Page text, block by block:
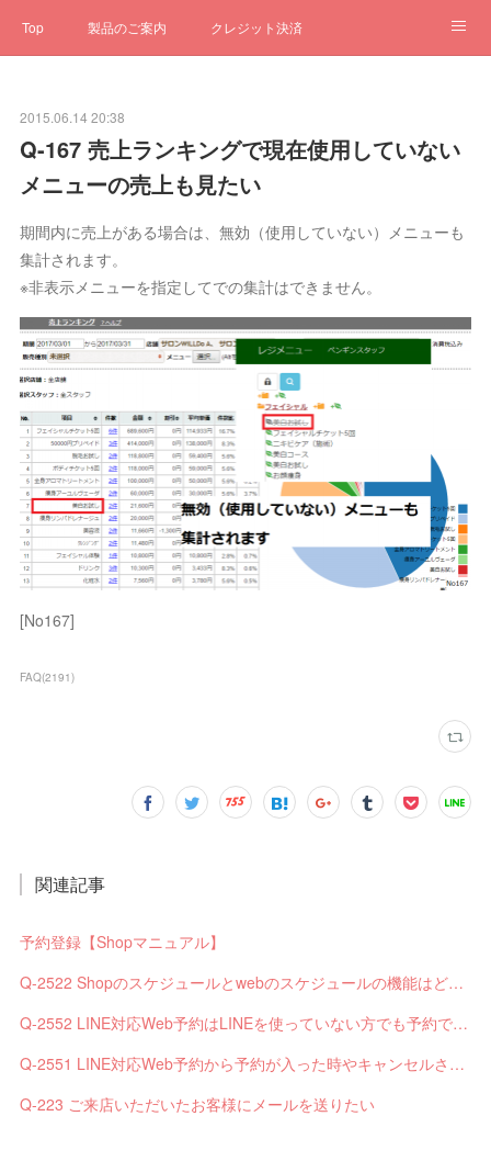
Top 製品のご案内 クレジット決済
クローゼット
2015.06.14 20:38
Q-167 売上ランキングで現在使用していない
メニューの売上も見たい
期間内に売上がある場合は、無効（使用していない）メニューも
集計されます。
※非表示メニューを指定してでの集計はできません。
[No167]
FAQ(2191)
関連記事
予約登録【Shopマニュアル】
Q-2522 Shopのスケジュールとwebのスケジュールの機能はどう違いますか？
Q-2552 LINE対応Web予約はLINEを使っていない方でも予約できますか？
Q-2551 LINE対応Web予約から予約が入った時やキャンセルされた時、サロンやお客様へは通知されますか？
Q-223 ご来店いただいたお客様にメールを送りたい